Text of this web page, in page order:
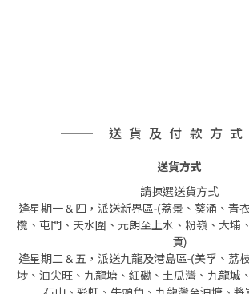
送貨及付款方式
送貨方式
請揀選送貨方式
逢星期一 & 四，派送新界區-(荔景、葵涌、青
欖、屯門、天水圍、元朗至上水、粉嶺、大埔
貢)
逢星期二 & 五，派送九龍及港島區-(美孚、荔
埗、油尖旺、九龍塘、紅磡、土瓜灣、九龍城